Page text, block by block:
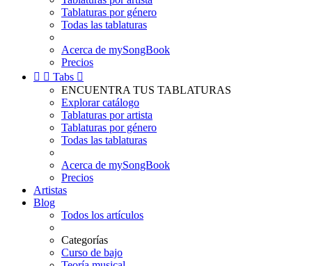
Tablaturas por género
Todas las tablaturas
Acerca de mySongBook
Precios
  Tabs 
ENCUENTRA TUS TABLATURAS
Explorar catálogo
Tablaturas por artista
Tablaturas por género
Todas las tablaturas
Acerca de mySongBook
Precios
Artistas
Blog
Todos los artículos
Categorías
Curso de bajo